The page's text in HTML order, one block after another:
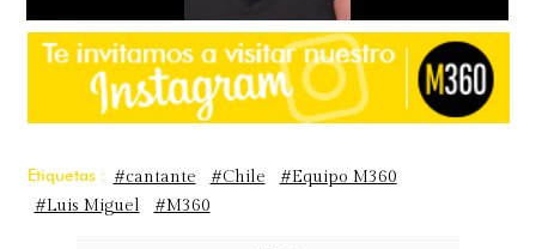
Etiquetas : #cantante #Chile
#Equipo M360
#Luis Miguel
#M360